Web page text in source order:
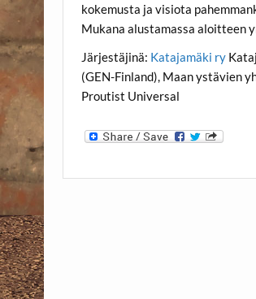
kokemusta ja visiota
Mukana alustamassa aloitteen
Järjestäjinä: Katajamäki ry
(GEN-Finland), Maan ystävien
Proutist Universal